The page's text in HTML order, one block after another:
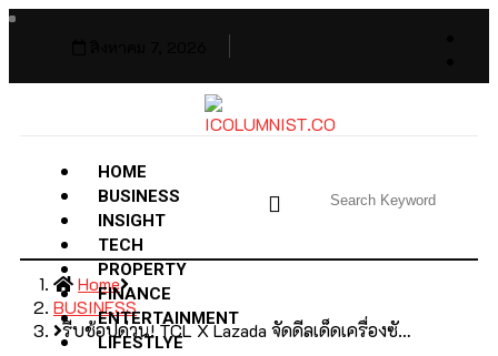
HOME
BUSINESS
INSIGHT
TECH
PROPERTY
FINANCE
ENTERTAINMENT
LIFESTLYE
Home
BUSINESS
รีบช้อปด่วน! TCL X Lazada จัดดีลเด็ดเครื่องซั…